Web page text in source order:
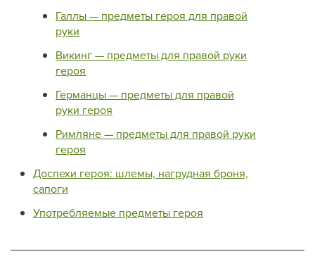
Галлы — предметы героя для правой
руки
Викинг — предметы для правой руки
героя
Германцы — предметы для правой
руки героя
Римляне — предметы для правой руки
героя
Доспехи героя: шлемы, нагрудная броня,
сапоги
Употребляемые предметы героя